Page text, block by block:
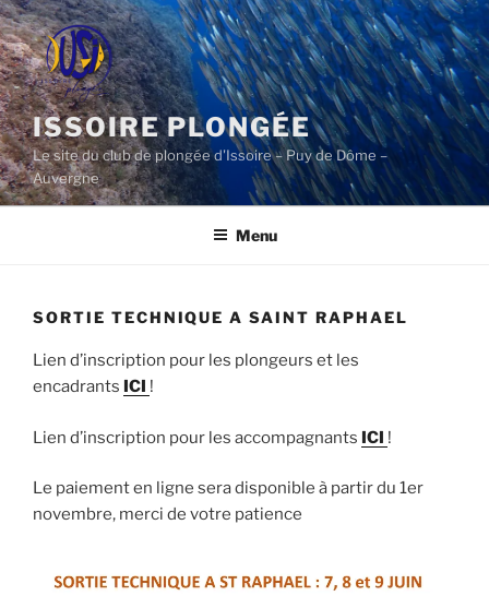
Aller
au
contenu
principal
ISSOIRE PLONGÉE
Le site du club de plongée d'Issoire – Puy de Dôme –
Auvergne
Menu
SORTIE TECHNIQUE A SAINT RAPHAEL
Lien d’inscription pour les plongeurs et les
encadrants ICI !
Lien d’inscription pour les accompagnants ICI !
Le paiement en ligne sera disponible à partir du 1er
novembre, merci de votre patience